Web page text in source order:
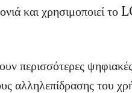
και χρησιμοποιεί
περισσότερες
αλληλεπίδρασης του